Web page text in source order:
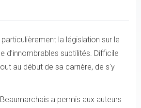
la législation sur le
d’innombrables subtilités. Difficile
au début de sa carrière, de s'y
a permis aux auteurs